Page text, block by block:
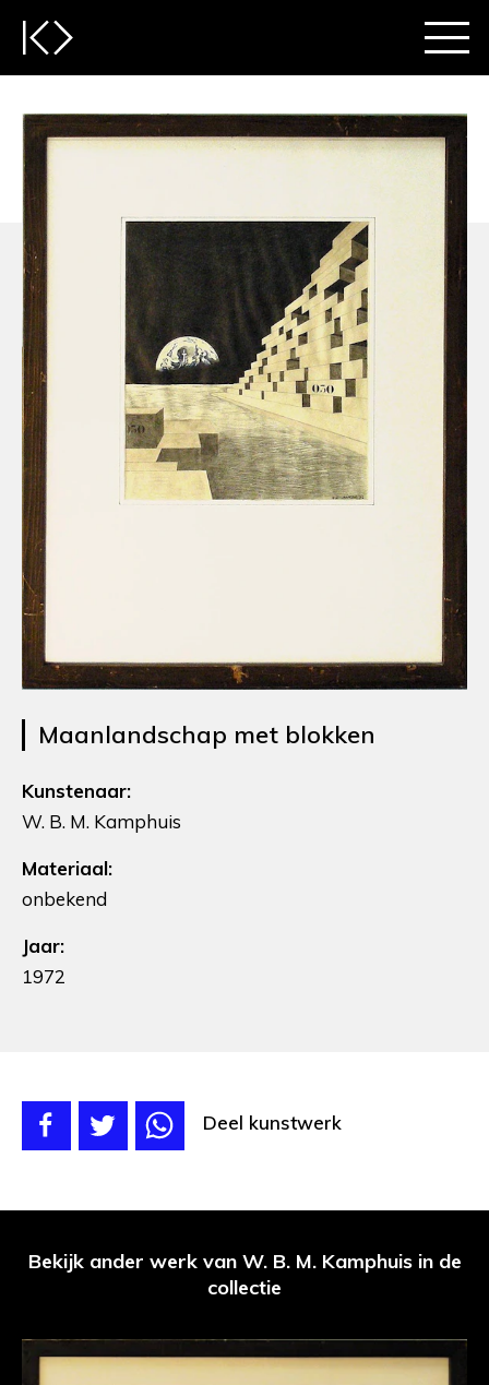
Maanlandschap met blokken
Kunstenaar:
W. B. M. Kamphuis
Materiaal:
onbekend
Jaar:
1972
Deel kunstwerk
Bekijk ander werk van W. B. M. Kamphuis in de
collectie